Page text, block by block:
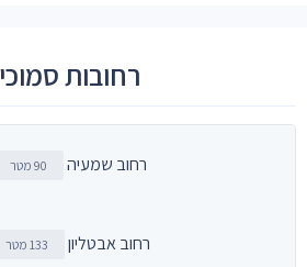
רחובות
רחוב שמעיה 90 מטר
רחוב אבטליון 133 מטר